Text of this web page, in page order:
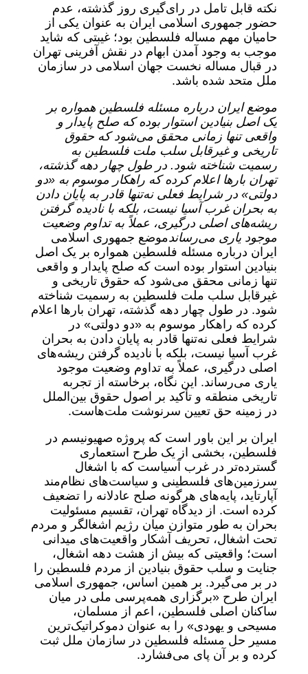
نکته قابل تامل در رای‌گیری روز گذشته، عدم
حضور جمهوری اسلامی ایران به عنوان یکی از
حامیان مهم مساله فلسطین بود؛ غیبتی که شاید
موجب به وجود آمدن ابهام در نقش آفرینی تهران
در قبال مساله نخست جهان اسلامی در سازمان
ملل متحد شده باشد.
موضع ایران درباره مسئله فلسطین همواره بر
یک اصل بنیادین استوار بوده که صلح پایدار و
واقعی تنها زمانی محقق می‌شود که حقوق
تاریخی و غیرقابل سلب ملت فلسطین به
رسمیت شناخته شود. در طول چهار دهه گذشته،
تهران بارها اعلام کرده که راهکار موسوم به «دو
دولتی» در شرایط فعلی نه‌تنها قادر به پایان دادن
به بحران غرب آسیا نیست، بلکه با نادیده گرفتن
ریشه‌های اصلی درگیری، عملاً به تداوم وضعیت
موجود یاری می‌رساندموضع جمهوری اسلامی
ایران درباره مسئله فلسطین همواره بر یک اصل
بنیادین استوار بوده است که صلح پایدار و واقعی
تنها زمانی محقق می‌شود که حقوق تاریخی و
غیرقابل سلب ملت فلسطین به رسمیت شناخته
شود. در طول چهار دهه گذشته، تهران بارها اعلام
کرده که راهکار موسوم به «دو دولتی» در
شرایط فعلی نه‌تنها قادر به پایان دادن به بحران
غرب آسیا نیست، بلکه با نادیده گرفتن ریشه‌های
اصلی درگیری، عملاً به تداوم وضعیت موجود
یاری می‌رساند. این نگاه، برخاسته از تجربه
تاریخی منطقه و تأکید بر اصول حقوق بین‌الملل
در زمینه حق تعیین سرنوشت ملت‌هاست.
ایران بر این باور است که پروژه صهیونیسم در
فلسطین، بخشی از یک طرح استعماری
گسترده‌تر در غرب آسیاست که با اشغال
سرزمین‌های فلسطینی و سیاست‌های نظام‌مند
آپارتاید، پایه‌های هرگونه صلح عادلانه را تضعیف
کرده است. از دیدگاه تهران، تقسیم مسئولیت
بحران به طور متوازن میان رژیم اشغالگر و مردم
تحت اشغال، تحریف آشکار واقعیت‌های میدانی
است؛ واقعیتی که بیش از هشت دهه اشغال،
جنایت و سلب حقوق بنیادین از مردم فلسطین را
در بر می‌گیرد. بر همین اساس، جمهوری اسلامی
ایران طرح «برگزاری همه‌پرسی ملی در میان
ساکنان اصلی فلسطین، اعم از مسلمان،
مسیحی و یهودی» را به عنوان دموکراتیک‌ترین
مسیر حل مسئله فلسطین در سازمان ملل ثبت
کرده و بر آن پای می‌فشارد.